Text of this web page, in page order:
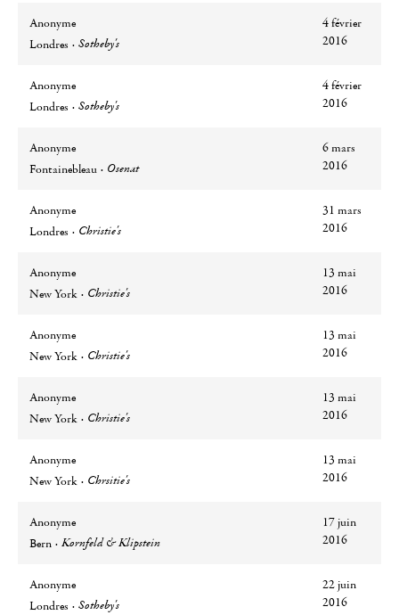
Anonyme
Ville
Londres
Lieu Sotheby's
4 février
2016
Anonyme
Ville
Londres
Lieu Sotheby's
4 février
2016
Anonyme
Ville
Fontainebleau
Lieu Osenat
6 mars
2016
Anonyme
Ville
Londres
Lieu Christie's
31 mars
2016
Anonyme
Ville
New York
Lieu Christie's
13 mai
2016
Anonyme
Ville
New York
Lieu Christie's
13 mai
2016
Anonyme
Ville
New York
Lieu Christie's
13 mai
2016
Anonyme
Ville
New York
Lieu Chrsitie's
13 mai
2016
Anonyme
Ville
Bern
Lieu Kornfeld & Klipstein
17 juin
2016
Anonyme
Ville
Londres
Lieu Sotheby's
22 juin
2016